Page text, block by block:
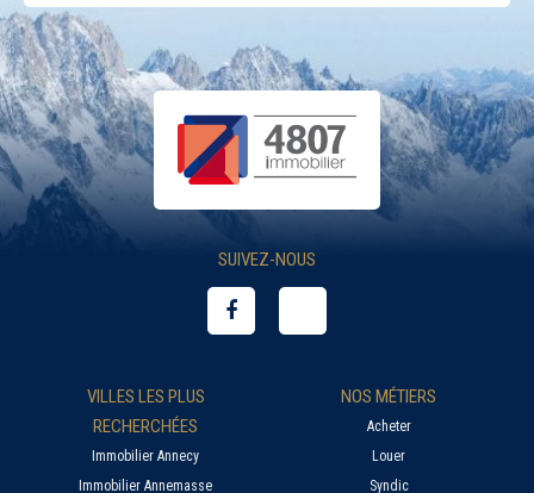
SUIVEZ-NOUS
VILLES LES PLUS
RECHERCHÉES
Immobilier Annecy
Immobilier Annemasse
NOS MÉTIERS
Acheter
Louer
Syndic